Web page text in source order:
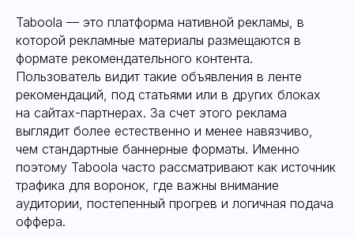
Taboola — это платформа нативной рекламы, в
которой рекламные материалы размещаются в
формате рекомендательного контента.
Пользователь видит такие объявления в ленте
рекомендаций, под статьями или в других блоках
на сайтах-партнерах. За счет этого реклама
выглядит более естественно и менее навязчиво,
чем стандартные баннерные форматы. Именно
поэтому Taboola часто рассматривают как источник
трафика для воронок, где важны внимание
аудитории, постепенный прогрев и логичная подача
оффера.
Подпишись на нас в telegram,
чтобы быть в курсе свежих
обновлений
ПОДПИСАТЬСЯ
Кому подходит
реклама в Taboola